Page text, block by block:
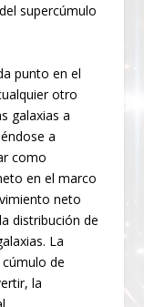
supercúmulo
punto en el
otro
galaxias a
a
como
en el marco
neto
distribución de
La
de
la